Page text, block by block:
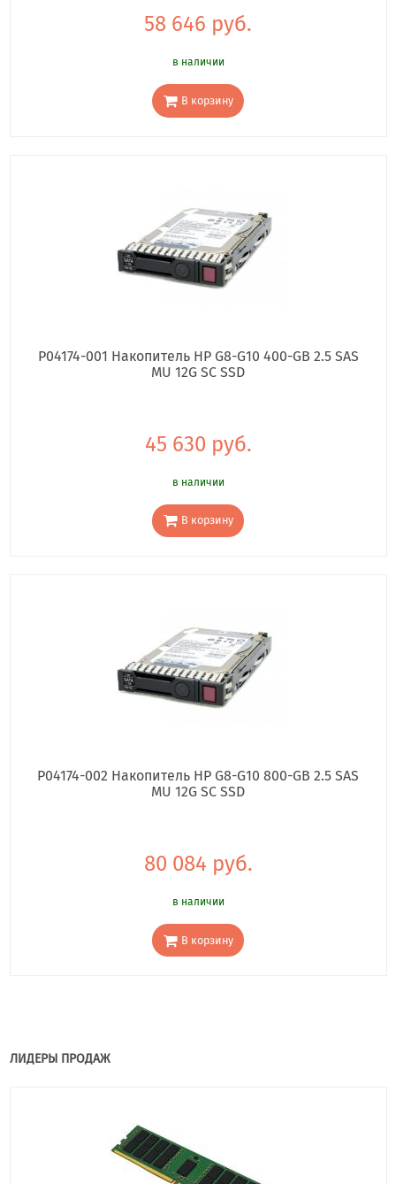
58 646 руб.
в наличии
В корзину
P04174-001 Накопитель HP G8-G10 400-GB 2.5 SAS
MU 12G SC SSD
45 630 руб.
в наличии
В корзину
P04174-002 Накопитель HP G8-G10 800-GB 2.5 SAS
MU 12G SC SSD
80 084 руб.
в наличии
В корзину
ЛИДЕРЫ ПРОДАЖ